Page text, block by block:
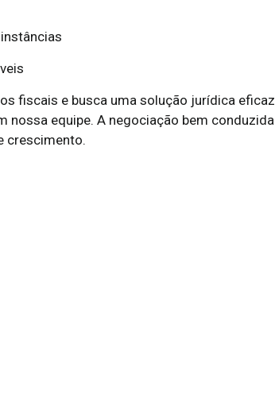
fiscais e busca uma solução jurídica eficaz
nossa equipe. A negociação bem conduzida
crescimento.